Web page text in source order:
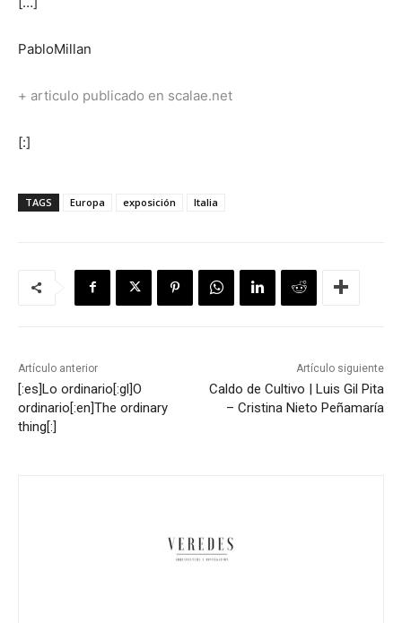
PabloMillan
+ articulo publicado en scalae.net
[:]
TAGS Europa exposición Italia
Artículo anterior
[:es]Lo ordinario[:gl]O
ordinario[:en]The ordinary
thing[:]
Artículo siguiente
Caldo de Cultivo | Luis Gil Pita
– Cristina Nieto Peñamaría